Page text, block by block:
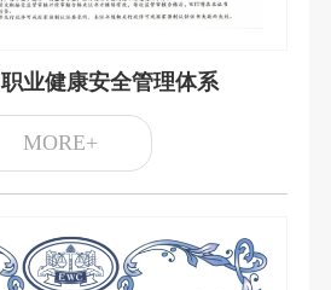
ISO45001 职业健康安全管理体系
MORE+